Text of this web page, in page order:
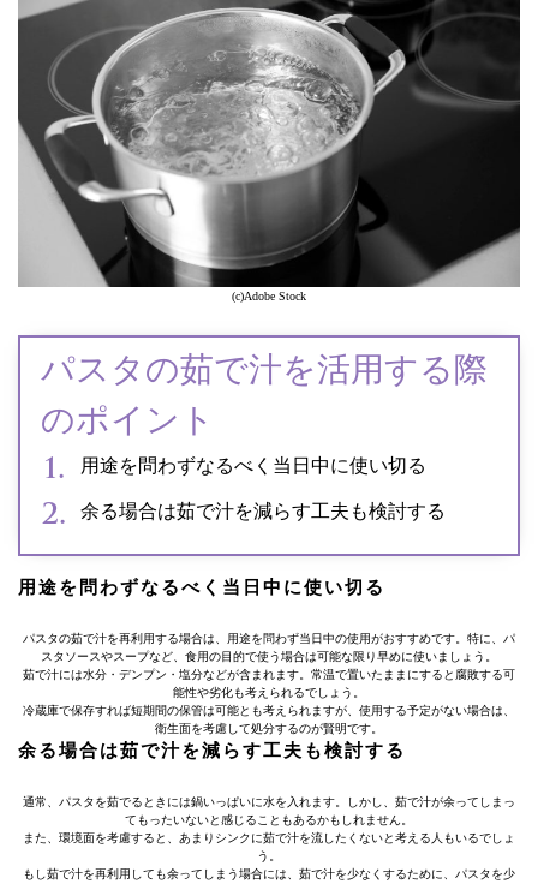
(c)Adobe Stock
パスタの茹で汁を活用する際
のポイント
用途を問わずなるべく当日中に使い切る
余る場合は茹で汁を減らす工夫も検討する
用途を問わずなるべく当日中に使い切る
パスタの茹で汁を再利用する場合は、用途を問わず当日中の使用がおすすめです。特に、パ
スタソースやスープなど、食用の目的で使う場合は可能な限り早めに使いましょう。
茹で汁には水分・デンプン・塩分などが含まれます。常温で置いたままにすると腐敗する可
能性や劣化も考えられるでしょう。
冷蔵庫で保存すれば短期間の保管は可能とも考えられますが、使用する予定がない場合は、
衛生面を考慮して処分するのが賢明です。
余る場合は茹で汁を減らす工夫も検討する
通常、パスタを茹でるときには鍋いっぱいに水を入れます。しかし、茹で汁が余ってしまっ
てもったいないと感じることもあるかもしれません。
また、環境面を考慮すると、あまりシンクに茹で汁を流したくないと考える人もいるでしょ
う。
もし茹で汁を再利用しても余ってしまう場合には、茹で汁を少なくするために、パスタを少